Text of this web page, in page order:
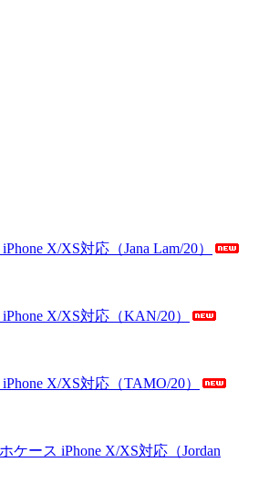
X/XS対応（Jana Lam/20）
X/XS対応（KAN/20）
X/XS対応（TAMO/20）
ケース iPhone X/XS対応（Jordan